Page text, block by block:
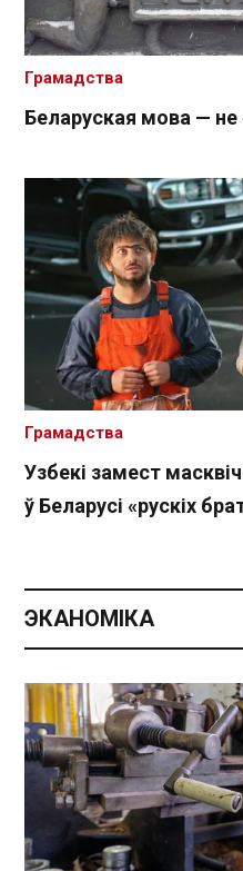
Беларуская мова —
Грамадства
Узбекі замест
ў Беларусі «рускіх
Грамадства
ЭКАНОМІКА